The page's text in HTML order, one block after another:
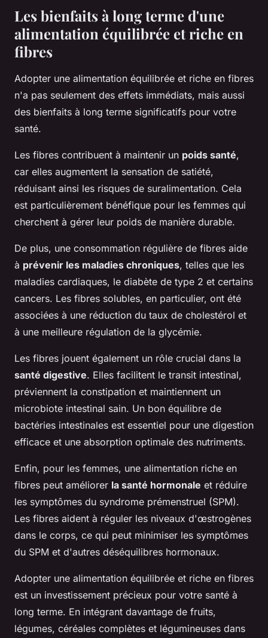
Les bienfaits à long terme d'une
alimentation équilibrée et riche en
fibres
Adopter une alimentation équilibrée et riche en fibres
n'a pas seulement des effets immédiats, mais aussi
des bienfaits à long terme significatifs pour votre
santé.
Les fibres contribuent à maintenir un poids santé,
car elles augmentent la sensation de satiété,
réduisant ainsi les risques de suralimentation. Cela
est particulièrement bénéfique pour les femmes qui
cherchent à gérer leur poids de manière durable.
De plus, une consommation régulière de fibres aide
à prévenir les maladies chroniques, telles que les
maladies cardiaques, le diabète de type 2 et certains
cancers. Les fibres solubles, en particulier, ont été
associées à une réduction du taux de cholestérol et
à une meilleure régulation de la glycémie.
Les fibres jouent également un rôle crucial dans la
santé digestive. Elles facilitent le transit intestinal,
préviennent la constipation et maintiennent un
microbiote intestinal sain. Un bon équilibre de
bactéries intestinales est essentiel pour une digestion
efficace et une absorption optimale des nutriments.
Enfin, pour les femmes, une alimentation riche en
fibres peut améliorer la santé hormonale et réduire
les symptômes du syndrome prémenstruel (SPM).
Les fibres aident à réguler les niveaux d'œstrogènes
dans le corps, ce qui peut minimiser les symptômes
du SPM et d'autres déséquilibres hormonaux.
Adopter une alimentation équilibrée et riche en fibres
est un investissement précieux pour votre santé à
long terme. En intégrant davantage de fruits,
légumes, céréales complètes et légumineuses dans